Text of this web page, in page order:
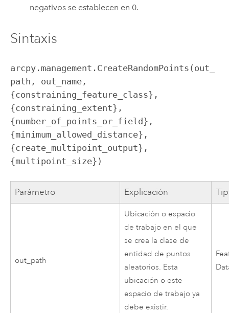
negativos se establecen en 0.
Sintaxis
arcpy.management.CreateRandomPoints(out_
path, out_name,
{constraining_feature_class},
{constraining_extent},
{number_of_points_or_field},
{minimum_allowed_distance},
{create_multipoint_output},
{multipoint_size})
Parámetro Explicación
out_path
Ubicación o espacio
de trabajo en el que
se crea la clase de
entidad de puntos
aleatorios. Esta
ubicación o este
espacio de trabajo ya
debe existir.